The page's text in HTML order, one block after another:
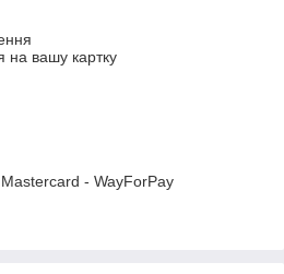
на вашу картку
- WayForPay